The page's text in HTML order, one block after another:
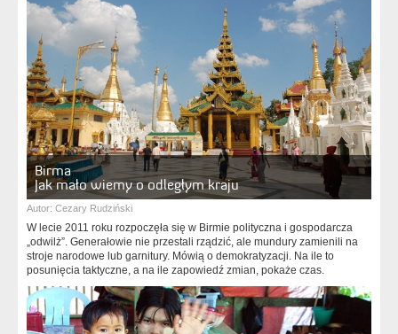
Birma
Jak mało wiemy o odległym kraju
Autor: Cezary Rudziński
W lecie 2011 roku rozpoczęła się w Birmie polityczna i gospodarcza
„odwilż”. Generałowie nie przestali rządzić, ale mundury zamienili na
stroje narodowe lub garnitury. Mówią o demokratyzacji. Na ile to
posunięcia taktyczne, a na ile zapowiedź zmian, pokaże czas.